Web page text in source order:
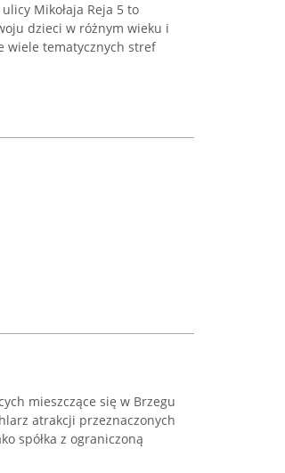
Mikołaja Reja 5 to
dzieci w różnym wieku i
wiele tematycznych stref
mieszczące się w Brzegu
atrakcji przeznaczonych
spółka z ograniczoną